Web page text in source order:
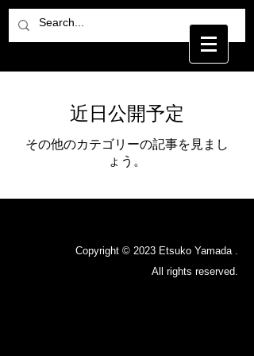
近日公開予定
その他のカテゴリーの記事を見まし
ょう。
Copyright © 2023 Etsuko Yamada .
All rights reserved.